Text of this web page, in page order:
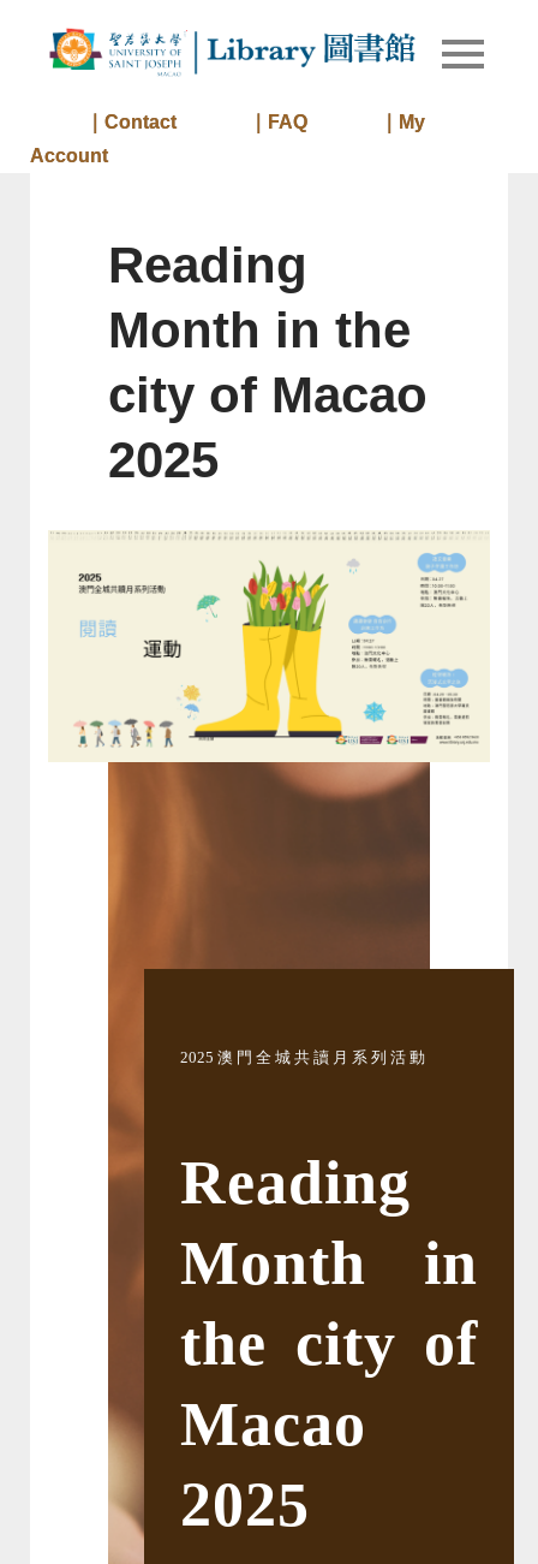
Library
Library of
｜Contact ｜FAQ
｜My
Account
Reading
Month in the
city of Macao
2025
2025 澳 門 全 城 共 讀 月 系 列 活 動
Reading
Month in
the city of
Macao
2025